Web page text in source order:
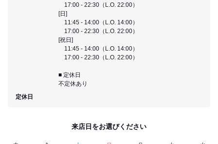
17:00 - 22:30（L.O. 22:00）
[日]
11:45 - 14:00（L.O. 14:00）
17:00 - 22:30（L.O. 22:00）
[祝日]
11:45 - 14:00（L.O. 14:00）
17:00 - 22:30（L.O. 22:00）
■ 定休日
不定休あり
定休日
来店日をお選びください